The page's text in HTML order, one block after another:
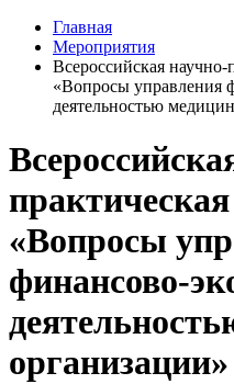
Главная
Мероприятия
Всероссийская
«Вопросы управления
деятельностью
«Вопросы
финансово-
организации»